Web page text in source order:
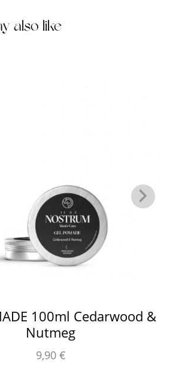
also like
100ml Cedarwood &
Nutmeg
9,90 €